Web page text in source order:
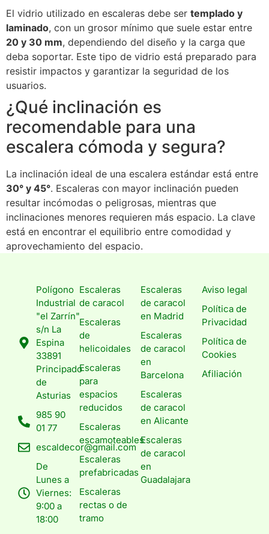
El vidrio utilizado en escaleras debe ser templado y
laminado, con un grosor mínimo que suele estar entre
20 y 30 mm, dependiendo del diseño y la carga que
deba soportar. Este tipo de vidrio está preparado para
resistir impactos y garantizar la seguridad de los
usuarios.
¿Qué inclinación es
recomendable para una
escalera cómoda y segura?
La inclinación ideal de una escalera estándar está entre
30° y 45°. Escaleras con mayor inclinación pueden
resultar incómodas o peligrosas, mientras que
inclinaciones menores requieren más espacio. La clave
está en encontrar el equilibrio entre comodidad y
aprovechamiento del espacio.
Polígono
Industrial
"el Zarrín"
s/n La
Espina
33891
Principado
de
Asturias
985 90
01 77
escaldecor@gmail.com
De
Lunes a
Viernes:
9:00 a
18:00
Escaleras
de caracol
Escaleras
de
helicoidales
Escaleras
para
espacios
reducidos
Escaleras
escamoteables
Escaleras
prefabricadas
Escaleras
rectas o de
tramo
Escaleras
de caracol
en Madrid
Escaleras
de caracol
en
Barcelona
Escaleras
de caracol
en Alicante
Escaleras
de caracol
en
Guadalajara
Aviso legal
Política de
Privacidad
Política de
Cookies
Afiliación